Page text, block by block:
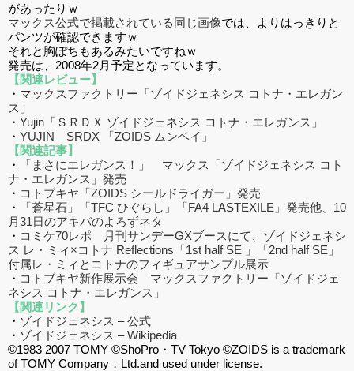
があったりｗ
マックス公式で掲載されている同じ画像では、よりはっきりと
パンツが確認できますｗ
それと胸ぽちもあるみたいですねｗ
発売は、2008年2月予定となっています。
【関連レビュー】
・ マックスファクトリー「ゾイドジェネシス コトナ・エレガン
ス」
・ Yujin「ＳＲＤＸ ゾイドジェネシス コトナ・エレガンス」
・ YUJIN SRDX 「ZOIDS ムンベイ」
【関連記事】
・
「まさにエレガンス！」 マックス「ゾイドジェネシス コト
ナ・エレガンス」発売
・ コトブキヤ「ZOIDS シールドライガー」発売
・
「蒼星石」「TFC ひぐらし」「FA4 LASTEXILE」発売他、10
月31日のアキバのよろずネタ
・ コミケ70レポ 月刊サンデーGXブースにて、ゾイドジェネシ
ス レ・ミィ×コトナ Reflections「1st half SE 」「2nd half SE」
付属レ・ミィとコトナのフィギュアサンプル展示
・ コトブキヤ新作展示会 マックスファクトリー「ゾイドジェ
ネシス コトナ・エレガンス」
【関連リンク】
・ ゾイドジェネシス – 公式
・ ゾイドジェネシス – Wikipedia
©1983 2007 TOMY ©ShoPro・TV Tokyo ©ZOIDS is a trademark
of TOMY Company，Ltd.and used under license.